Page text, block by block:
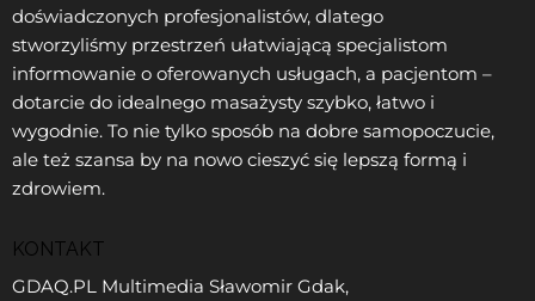
doświadczonych profesjonalistów, dlatego
stworzyliśmy przestrzeń ułatwiającą specjalistom
informowanie o oferowanych usługach, a pacjentom –
dotarcie do idealnego masażysty szybko, łatwo i
wygodnie. To nie tylko sposób na dobre samopoczucie,
ale też szansa by na nowo cieszyć się lepszą formą i
zdrowiem.
KONTAKT
GDAQ.PL Multimedia Sławomir Gdak,